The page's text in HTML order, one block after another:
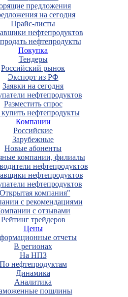
предложения
на сегодня
Прайс-листы
нефтепродуктов
нефтепродукты
Покупка
Тендеры
Российский рынок
Экспорт из РФ
Заявки на сегодня
нефтепродуктов
Разместить спрос
нефтепродукты
Компании
Российские
Зарубежные
Новые абоненты
компании, филиалы
нефтепродуктов
нефтепродуктов
нефтепродуктов
компания"
с рекомендациями
с отзывами
Рейтинг трейдеров
Цены
отчеты
В регионах
На НПЗ
По нефтепродуктам
Динамика
Аналитика
пошлины